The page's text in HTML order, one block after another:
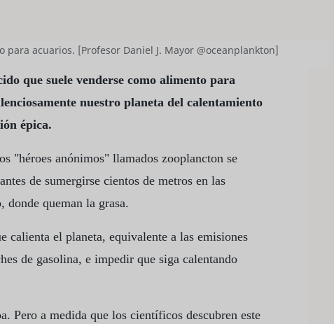
acuarios. [Profesor Daniel J. Mayor @oceanplankton]
que suele venderse como alimento para
nuestro planeta del calentamiento
épica.
"héroes anónimos" llamados zooplancton se
de sumergirse cientos de metros en las
donde queman la grasa.
calienta el planeta, equivalente a las emisiones
de gasolina, e impedir que siga calentando
Pero a medida que los científicos descubren este